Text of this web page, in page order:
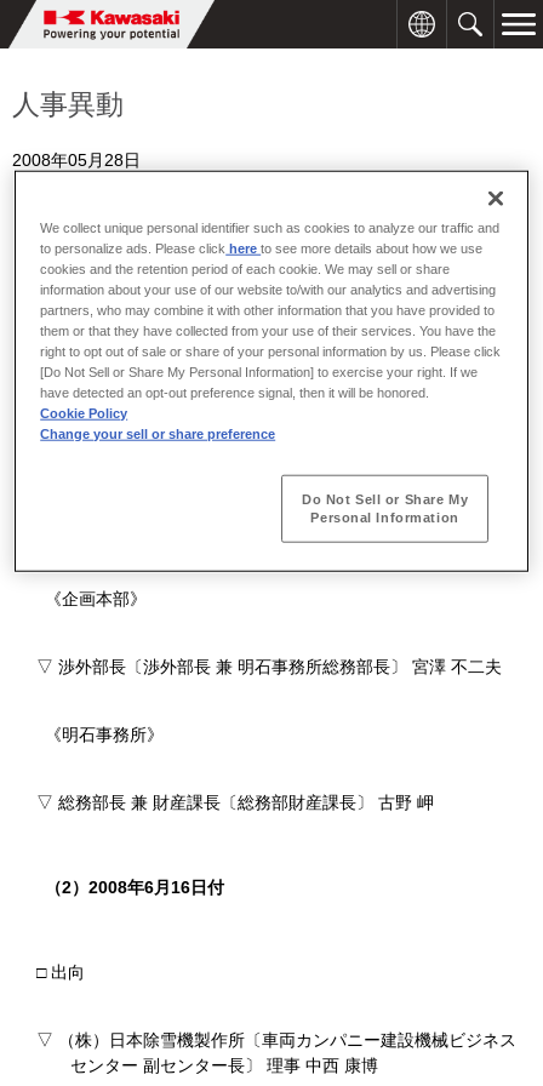
人事異動
2008年05月28日
川崎重工は、次のとおり人事異動を行います。
[人事異動]※〔 〕は旧職名を示す。
（1）2008年6月1日付
《企画本部》
▽ 渉外部長〔渉外部長 兼 明石事務所総務部長〕 宮澤 不二夫
《明石事務所》
▽ 総務部長 兼 財産課長〔総務部財産課長〕 古野 岬
（2）2008年6月16日付
□ 出向
▽ （株）日本除雪機製作所〔車両カンパニー建設機械ビジネス
センター 副センター長〕 理事 中西 康博
We collect unique personal identifier such as cookies to analyze our traffic and
to personalize ads. Please click hereto see more details about how we use
cookies and the retention period of each cookie. We may sell or share
information about your use of our website to/with our analytics and advertising
partners, who may combine it with other information that you have provided to
them or that they have collected from your use of their services. You have the
right to opt out of sale or share of your personal information by us. Please click
[Do Not Sell or Share My Personal Information] to exercise your right. If we
have detected an opt-out preference signal, then it will be honored.
Cookie Policy
Change your sell or share preference
Do Not Sell or Share My
Personal Information